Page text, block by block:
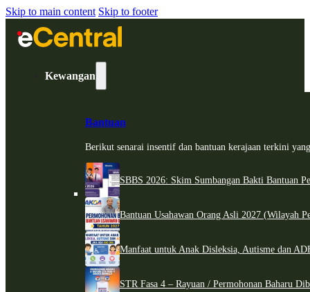
Skip to main content Skip to footer
Kewangan
Bantuan
Berikut senarai insentif dan bantuan kerajaan terkini
SBBS 2026: Skim Sumbangan Bakti Bantuan
Bantuan Usahawan Orang Asli 2027 (Wilayah
Manfaat untuk Anak Disleksia, Autisme dan
STR Fasa 4 – Rayuan / Permohonan Baharu